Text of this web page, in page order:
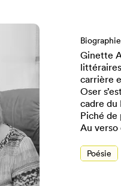
Biographie
Ginette
carrière
Oser
cadre du
Piché de
Au verso
Poésie